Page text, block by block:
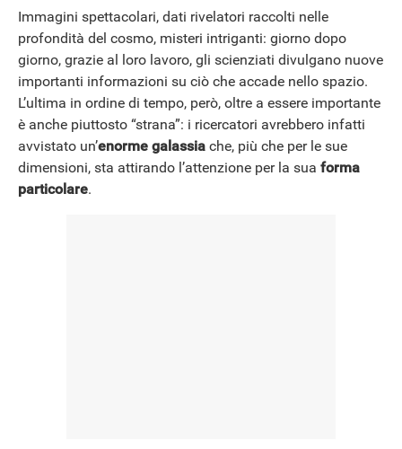
NEWS
LINKEDIN
scrive e ottimizza i contenuti per i motori di ricerca. Dal
2022 collabora con Libero Tecnologia per la sezione
Scienza.
Immagini spettacolari, dati rivelatori raccolti nelle
profondità del cosmo, misteri intriganti: giorno dopo
giorno, grazie al loro lavoro, gli scienziati divulgano nuove
importanti informazioni su ciò che accade nello spazio.
L’ultima in ordine di tempo, però, oltre a essere importante
è anche piuttosto “strana”: i ricercatori avrebbero infatti
avvistato un’enorme galassia che, più che per le sue
dimensioni, sta attirando l’attenzione per la sua forma
particolare.